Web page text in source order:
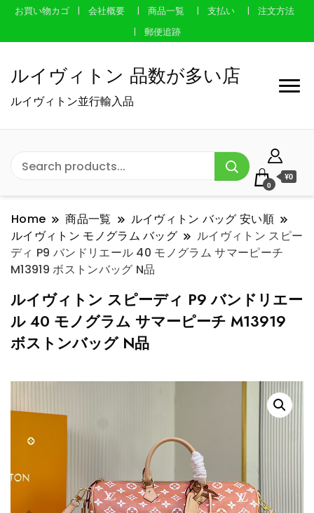
お買い物カゴ 会社概要 商品一覧 支払い
注文方法
郵便追跡
ルイヴィトン 品数が多い店
ルイヴィトン並行輸入品
0
¥0
Home 商品一覧
ルイヴィトン バッグ 安い順
ルイヴィトン モノグラム バッグ
ルイヴィトン スピー
ディ P9 バンドリエール 40 モノグラム サマーピーチ
M13919 ボストンバッグ N品
ルイヴィトン スピーディ P9 バンドリエー
ル 40 モノグラム サマーピーチ M13919
ボストンバッグ N品